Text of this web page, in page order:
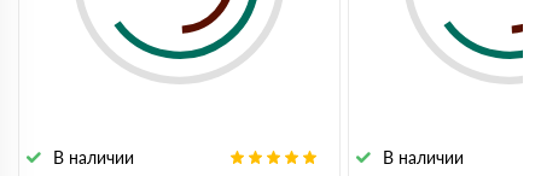
В наличии В наличии